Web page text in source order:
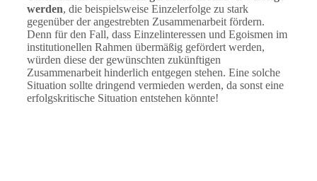
werden, die beispielsweise Einzelerfolge zu stark
gegenüber der angestrebten Zusammenarbeit fördern.
Denn für den Fall, dass Einzelinteressen und Egoismen im
institutionellen Rahmen übermäßig gefördert werden,
würden diese der gewünschten zukünftigen
Zusammenarbeit hinderlich entgegen stehen. Eine solche
Situation sollte dringend vermieden werden, da sonst eine
erfolgskritische Situation entstehen könnte!